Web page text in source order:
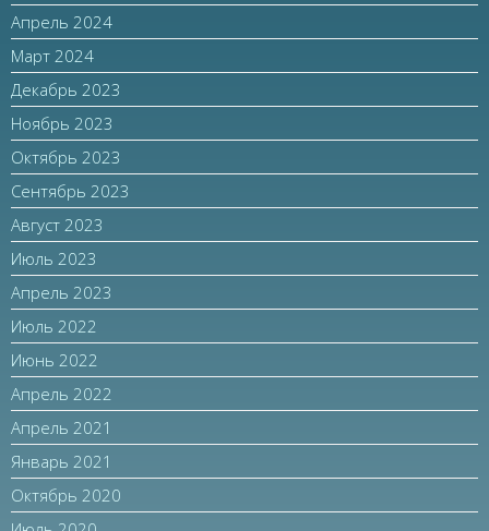
Апрель 2024
Март 2024
Декабрь 2023
Ноябрь 2023
Октябрь 2023
Сентябрь 2023
Август 2023
Июль 2023
Апрель 2023
Июль 2022
Июнь 2022
Апрель 2022
Апрель 2021
Январь 2021
Октябрь 2020